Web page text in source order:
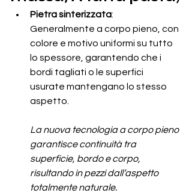
Pietra sinterizzata:
Generalmente a corpo pieno, con
colore e motivo uniformi su tutto
lo spessore, garantendo che i
bordi tagliati o le superfici
usurate mantengano lo stesso
aspetto.
La nuova tecnologia a corpo pieno
garantisce continuità tra
superficie, bordo e corpo,
risultando in pezzi dall’aspetto
totalmente naturale.